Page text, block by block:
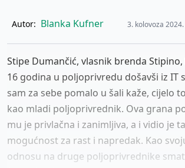
Autor: Blanka Kufner 3. kolovoza 2024.
Stipe Dumančić, vlasnik brenda
16 godina u poljoprivredu došavši iz IT
sam za sebe pomalo u šali kaže, cijelo
kao mladi poljoprivrednik. Ova grana
mu je privlačna i zanimljiva, a i vidio je
mogućnost za rast i napredak. Kao
odnosu na druge poljoprivrednike